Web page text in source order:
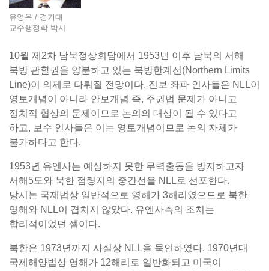
유영옥 / 경기대
교수행정학 박사
10월 제2차 남북정상회담에서 1953년 이후 남북의 서해
북방 관할권을 양분하고 있는 북방한계선(Northern Limits
Line)이 의제로 다뤄질 전망이다. 진보 좌파 인사들은 NLL이
영토개념이 아니라 안보개념 즉, 주권법 문제가 아니고
정치적 협상의 문제이므로 논의의 대상이 될 수 있다고
하고, 보수 인사들은 이는 영토개념이므로 논의 자체가
불가하다고 한다.
1953년 유엔사는 예상하지 못한 무력출동을 방지하고자
서해5도와 북한 점령지의 중간선을 NLL로 선포한다.
당시는 국제법상 일반적으로 영해가 3해리였으므로 북한
영해와 NLL이 겹치지 않았다. 유엔사측의 조치는
합리적이었던 셈이다.
북한은 1973년까지 사실상 NLL을 묵인하였다. 1970년대
국제해양법상 영해가 12해리로 일반화되고 미국이